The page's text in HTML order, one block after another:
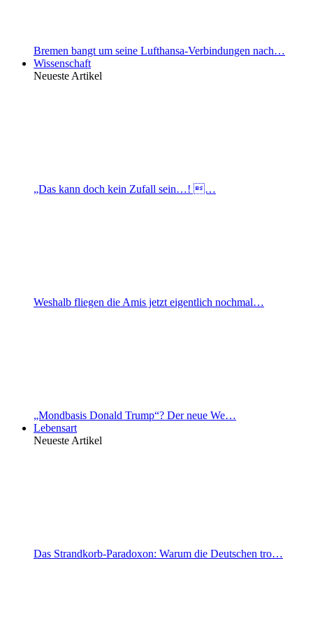
Bremen bangt um seine Lufthansa-Verbindungen nach…
Wissenschaft
Neueste Artikel
„Das kann doch kein Zufall sein…! …
Weshalb fliegen die Amis jetzt eigentlich nochmal…
„Mondbasis Donald Trump“? Der neue We…
Lebensart
Neueste Artikel
Das Strandkorb-Paradoxon: Warum die Deutschen tro…